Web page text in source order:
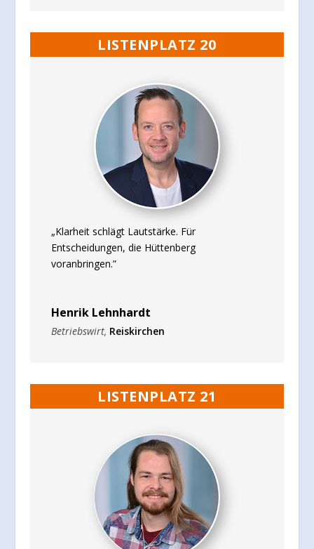
LISTENPLATZ 20
„Klarheit schlägt Lautstärke. Für
Entscheidungen, die Hüttenberg
voranbringen.”
Henrik Lehnhardt
Betriebswirt, Reiskirchen
LISTENPLATZ 21